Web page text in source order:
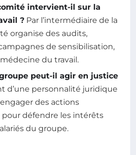
intervient-il sur la
? Par l’intermédiaire de la
organise des audits,
de sensibilisation,
du travail.
peut-il agir en justice
d’une personnalité juridique
des actions
défendre les intérêts
du groupe.